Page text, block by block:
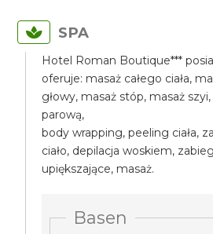
SPA
Hotel Roman Boutique***
oferuje: masaż całego ciała,
głowy, masaż stóp, masaż
parową,
body wrapping, peeling ciała,
ciało, depilacja woskiem,
upiększające, masaż.
Basen